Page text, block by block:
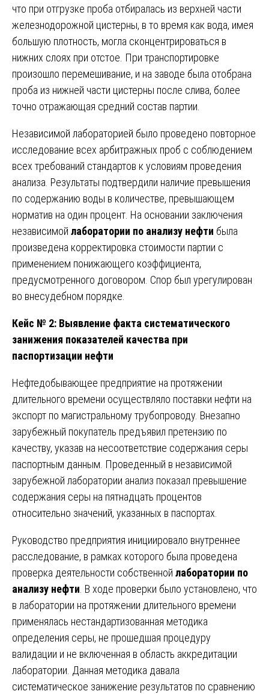
что при отгрузке проба отбиралась из верхней части
железнодорожной цистерны, в то время как вода, имея
большую плотность, могла сконцентрироваться в
нижних слоях при отстое. При транспортировке
произошло перемешивание, и на заводе была отобрана
проба из нижней части цистерны после слива, более
точно отражающая средний состав партии.
Независимой лабораторией было проведено повторное
исследование всех арбитражных проб с соблюдением
всех требований стандартов к условиям проведения
анализа. Результаты подтвердили наличие превышения
по содержанию воды в количестве, превышающем
норматив на один процент. На основании заключения
независимой лаборатории по анализу нефти была
произведена корректировка стоимости партии с
применением понижающего коэффициента,
предусмотренного договором. Спор был урегулирован
во внесудебном порядке.
Кейс № 2: Выявление факта систематического
занижения показателей качества при
паспортизации нефти
Нефтедобывающее предприятие на протяжении
длительного времени осуществляло поставки нефти на
экспорт по магистральному трубопроводу. Внезапно
зарубежный покупатель предъявил претензию по
качеству, указав на несоответствие содержания серы
паспортным данным. Проведенный в независимой
зарубежной лаборатории анализ показал превышение
содержания серы на пятнадцать процентов
относительно значений, указанных в паспортах.
Руководство предприятия инициировало внутреннее
расследование, в рамках которого была проведена
проверка деятельности собственной лаборатории по
анализу нефти . В ходе проверки было установлено, что
в лаборатории на протяжении длительного времени
применялась нестандартизованная методика
определения серы, не прошедшая процедуру
валидации и не включенная в область аккредитации
лаборатории. Данная методика давала
систематическое занижение результатов по сравнению